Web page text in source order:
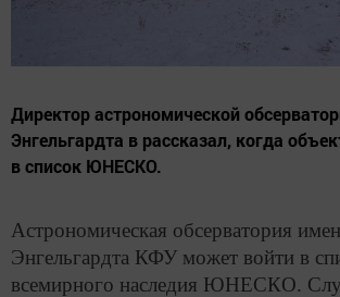
Директор астрономической
Энгельгардта в рассказал, когда
в список ЮНЕСКО.
Астрономическая обсерватория
Энгельгардта КФУ может войти в
всемирного наследия ЮНЕСКО.